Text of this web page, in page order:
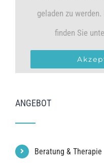
geladen zu
finden Sie
ANGEBOT
Beratung & Therapie